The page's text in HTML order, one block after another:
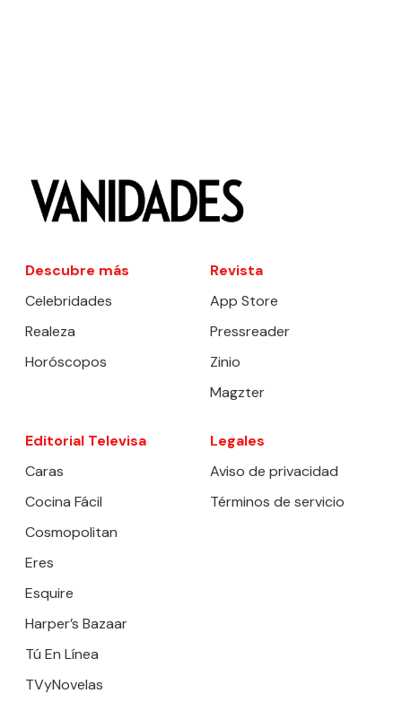
Descubre más
Celebridades
Realeza
Horóscopos
Revista
App Store
Pressreader
Zinio
Magzter
Editorial Televisa
Caras
Cocina Fácil
Cosmopolitan
Eres
Esquire
Harper’s Bazaar
Tú En Línea
TVyNovelas
Legales
Aviso de privacidad
Términos de servicio